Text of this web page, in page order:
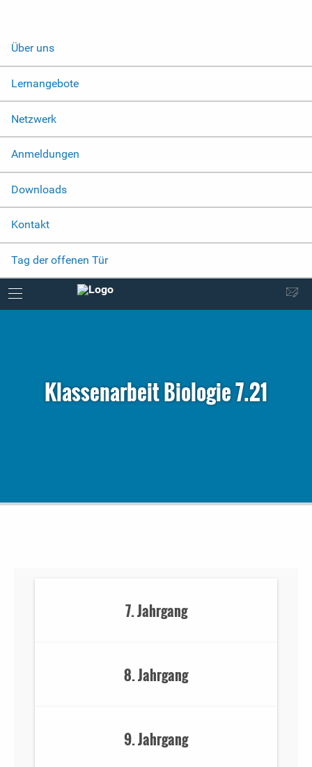
Über uns
Lernangebote
Netzwerk
Anmeldungen
Downloads
Kontakt
Tag der offenen Tür
Klassenarbeit Biologie 7.21
7. Jahrgang
8. Jahrgang
9. Jahrgang